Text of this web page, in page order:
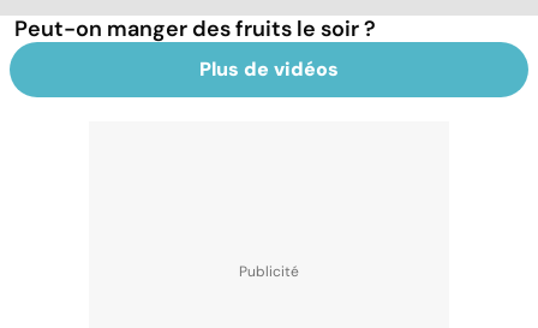
Peut-on manger des fruits le soir ?
Plus de vidéos